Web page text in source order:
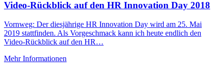
Video-Rückblick auf den HR Innovation Day 2018
Vornweg: Der diesjährige HR Innovation Day wird am 25. Mai
2019 stattfinden. Als Vorgeschmack kann ich heute endlich den
Video-Rückblick auf den HR…
Mehr Informationen